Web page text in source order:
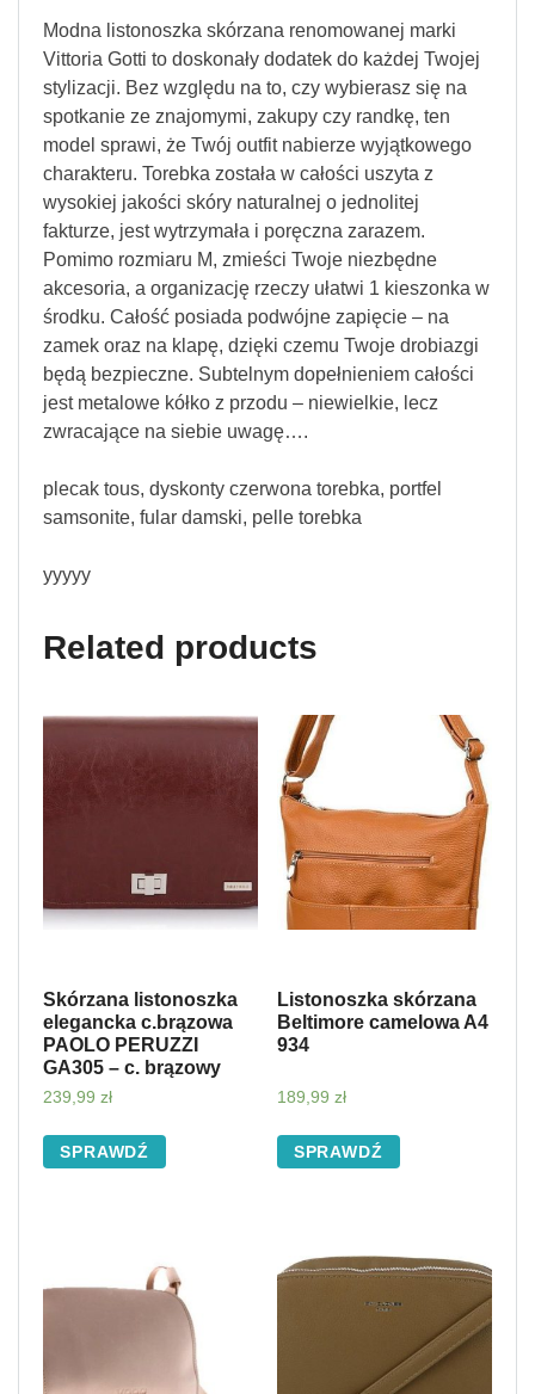
Modna listonoszka skórzana renomowanej marki
Vittoria Gotti to doskonały dodatek do każdej Twojej
stylizacji. Bez względu na to, czy wybierasz się na
spotkanie ze znajomymi, zakupy czy randkę, ten
model sprawi, że Twój outfit nabierze wyjątkowego
charakteru. Torebka została w całości uszyta z
wysokiej jakości skóry naturalnej o jednolitej
fakturze, jest wytrzymała i poręczna zarazem.
Pomimo rozmiaru M, zmieści Twoje niezbędne
akcesoria, a organizację rzeczy ułatwi 1 kieszonka w
środku. Całość posiada podwójne zapięcie – na
zamek oraz na klapę, dzięki czemu Twoje drobiazgi
będą bezpieczne. Subtelnym dopełnieniem całości
jest metalowe kółko z przodu – niewielkie, lecz
zwracające na siebie uwagę….
plecak tous, dyskonty czerwona torebka, portfel
samsonite, fular damski, pelle torebka
yyyyy
Related products
Skórzana listonoszka
elegancka c.brązowa
PAOLO PERUZZI
GA305 – c. brązowy
239,99 zł
SPRAWDŹ
Listonoszka skórzana
Beltimore camelowa A4
934
189,99 zł
SPRAWDŹ